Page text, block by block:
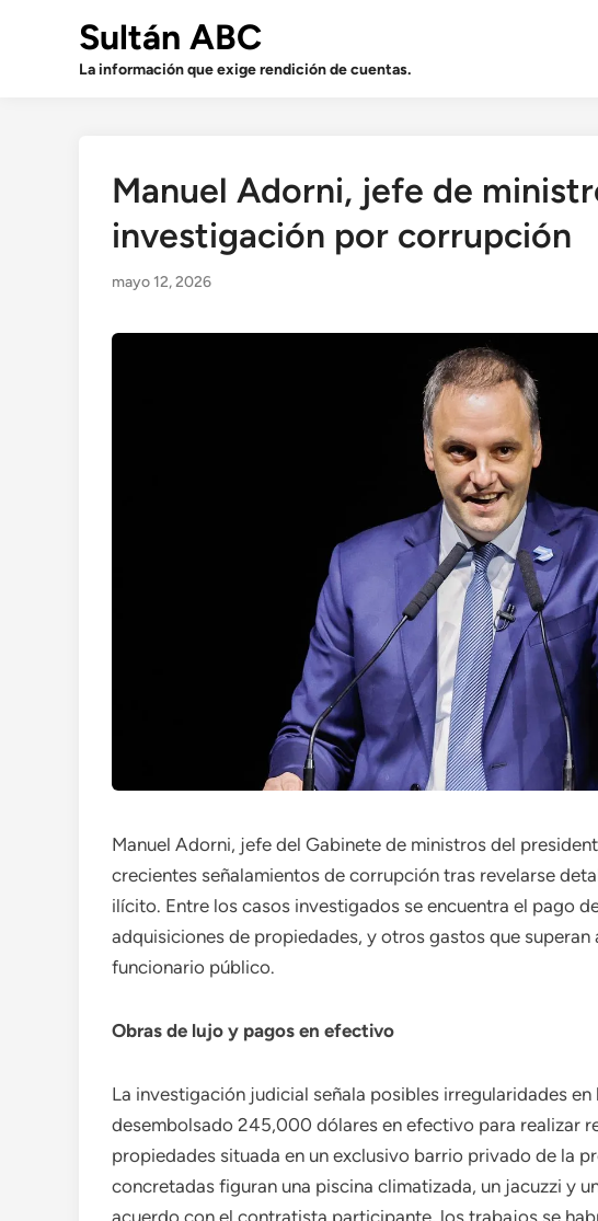
Sultán ABC
La información que exige rendición de cuentas.
Manuel Adorni, jefe de
investigación por corrupción
mayo 12, 2026
Manuel Adorni, jefe del Gabinete de ministros del
crecientes señalamientos de corrupción tras revelarse
ilícito. Entre los casos investigados se encuentra el pago
adquisiciones de propiedades, y otros gastos que superan
funcionario público.
Obras de lujo y pagos en efectivo
La investigación judicial señala posibles irregularidades
desembolsado 245,000 dólares en efectivo para realizar
propiedades situada en un exclusivo barrio privado de la
concretadas figuran una piscina climatizada, un jacuzzi y
acuerdo con el contratista participante, los trabajos se